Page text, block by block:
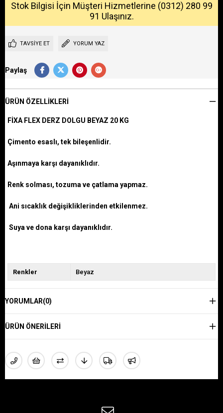
Stok Bilgisi İçin Müşteri Hizmetlerine (0312) 280 99
91 Ulaşınız.
TAVSIYE ET YORUM YAZ
Paylaş
ÜRÜN ÖZELLIKLERI
FİXA FLEX DERZ DOLGU BEYAZ 20 KG
Çimento esaslı, tek bileşenlidir.
Aşınmaya karşı dayanıklıdır.
Renk solması, tozuma ve çatlama yapmaz.
Ani sıcaklık değişikliklerinden etkilenmez.
Suya ve dona karşı dayanıklıdır.
Renkler Beyaz
YORUMLAR(0)
ÜRÜN ÖNERILERI